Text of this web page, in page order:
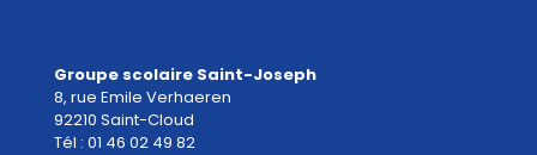
Groupe scolaire Saint-Joseph
8, rue Emile Verhaeren
92210 Saint-Cloud
Tél : 01 46 02 49 82